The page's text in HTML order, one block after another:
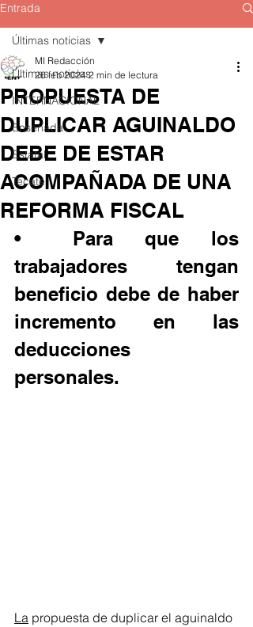
Entrada
Últimas noticias
INTERNACIONAL
Ensenada
Estatal
Tecate
Últimas noticias
PROPUESTA DE
DUPLICAR AGUINALDO
DEBE DE ESTAR
ACOMPAÑADA DE UNA
REFORMA FISCAL
MI Redacción
26 feb 2024 2 min de lectura
•	Para que los
trabajadores tengan
beneficio debe de haber
incremento en las
deducciones
personales.
La propuesta de duplicar el aguinaldo